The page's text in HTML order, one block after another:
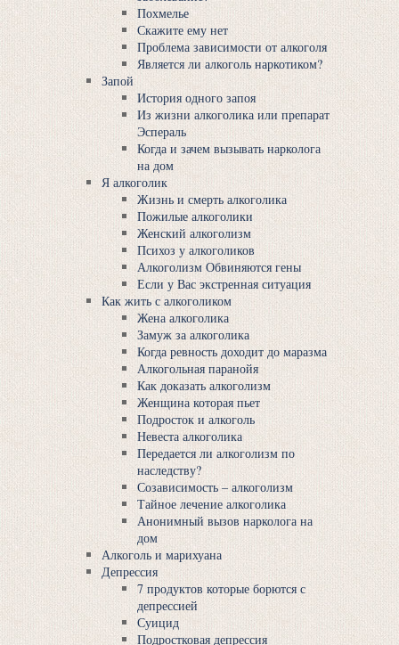
Похмелье
Скажите ему нет
Проблема зависимости от алкоголя
Является ли алкоголь наркотиком?
Запой
История одного запоя
Из жизни алкоголика или препарат
Эспераль
Когда и зачем вызывать нарколога
на дом
Я алкоголик
Жизнь и смерть алкоголика
Пожилые алкоголики
Женский алкоголизм
Психоз у алкоголиков
Алкоголизм Обвиняются гены
Если у Вас экстренная ситуация
Как жить с алкоголиком
Жена алкоголика
Замуж за алкоголика
Когда ревность доходит до маразма
Алкогольная паранойя
Как доказать алкоголизм
Женщина которая пьет
Подросток и алкоголь
Невеста алкоголика
Передается ли алкоголизм по
наследству?
Созависимость – алкоголизм
Тайное лечение алкоголика
Анонимный вызов нарколога на
дом
Алкоголь и марихуана
Депрессия
7 продуктов которые борются с
депрессией
Суицид
Подростковая депрессия